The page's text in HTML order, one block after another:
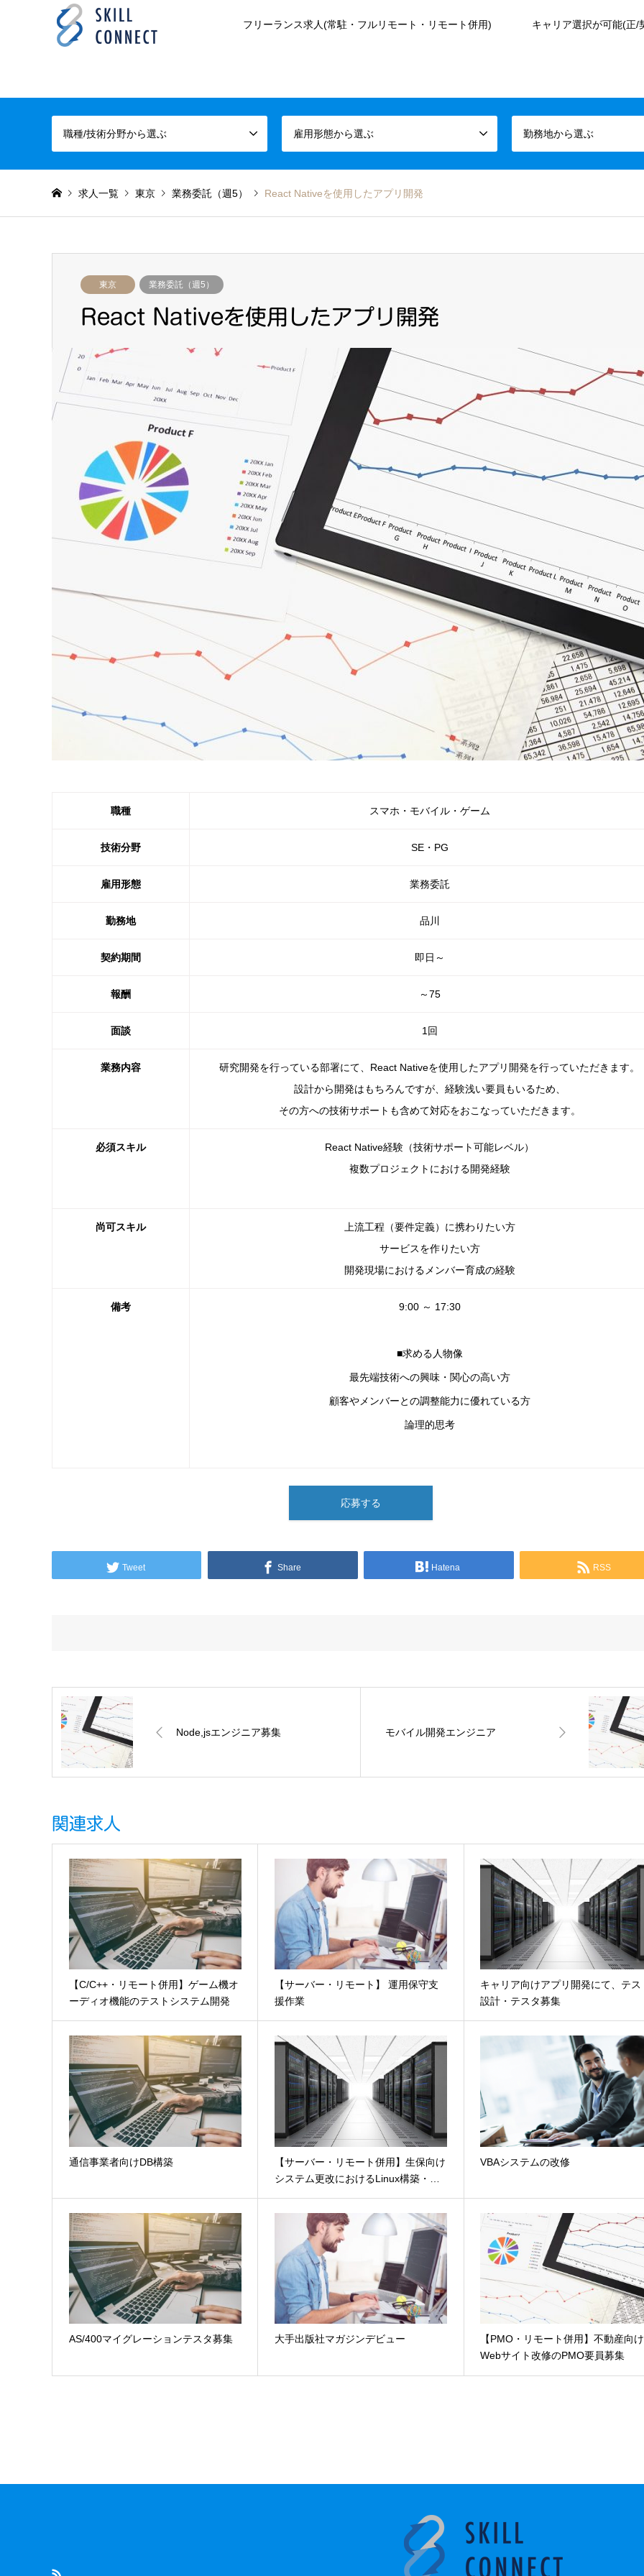
フリーランス求人(常駐・フルリモート・リモート併用) キャリア選択が可能(正/
職種/技術分野から選ぶ 雇用形態から選ぶ 勤務地から選ぶ
求人一覧 東京 業務委託（週5） React Nativeを使用したアプリ開発
東京 業務委託（週5）
React Nativeを使用したアプリ開発
職種 スマホ・モバイル・ゲーム
技術分野 SE・PG
雇用形態 業務委託
勤務地 品川
契約期間 即日～
報酬 ～75
面談 1回
業務内容
研究開発を行っている部署にて、React Nativeを使用したアプリ開発を行っていただきます。
設計から開発はもちろんですが、経験浅い要員もいるため、
その方への技術サポートも含めて対応をおこなっていただきます。
必須スキル
React Native経験（技術サポート可能レベル）
複数プロジェクトにおける開発経験
尚可スキル
上流工程（要件定義）に携わりたい方
サービスを作りたい方
開発現場におけるメンバー育成の経験
備考 9:00 ～ 17:30
■求める人物像
最先端技術への興味・関心の高い方
顧客やメンバーとの調整能力に優れている方
論理的思考
応募する
Tweet Share Hatena RSS
Node,jsエンジニア募集 モバイル開発エンジニア
関連求人
【C/C++・リモート併用】ゲーム機オ
ーディオ機能のテストシステム開発
【サーバー・リモート】 運用保守支
援作業
キャリア向けアプリ開発にて、テス
設計・テスタ募集
通信事業者向けDB構築
【サーバー・リモート併用】生保向け
システム更改におけるLinux構築・…
VBAシステムの改修
AS/400マイグレーションテスタ募集 大手出版社マガジンデビュー
【PMO・リモート併用】不動産向け
Webサイト改修のPMO要員募集